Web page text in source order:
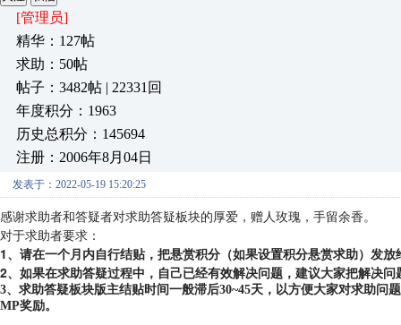
[管理员]
精华：127帖
求助：50帖
帖子：3482帖 | 22331回
年度积分：1963
历史总积分：145694
注册：2006年8月04日
发表于：2022-05-19 15:20:25
感谢求助者和答疑者对求助答疑板块的厚爱，赠人玫瑰，手留余香。
对于求助者要求：
1、请在一个月内自行结贴，把悬赏积分（如果设置积分悬赏求助）发放
2、如果在求助答疑过程中，自己已经有效解决问题，建议大家把解决
3、求助答疑板块版主结贴时间一般滞后30~45天，以方便大家对求助
MP奖励。